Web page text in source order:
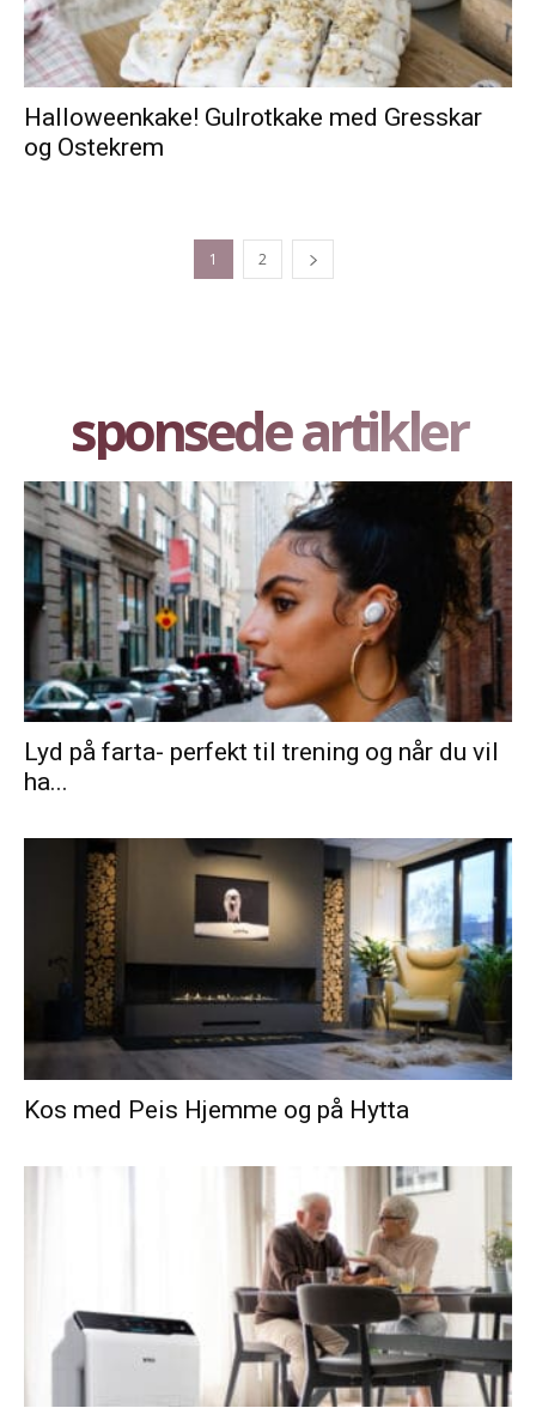
Halloweenkake! Gulrotkake med Gresskar
og Ostekrem
1 2
sponsede artikler
Lyd på farta- perfekt til trening og når du vil
ha...
Kos med Peis Hjemme og på Hytta